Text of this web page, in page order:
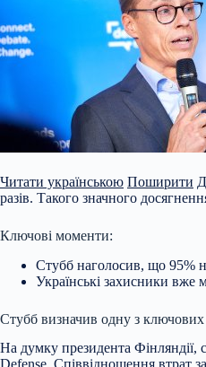
Читати українською Поширити
разів. Такого значного
Ключові моменти:
Стубб наголосив, що 95%
Українські захисники вже
Стубб визначив одну з ключових
На думку президента Фінляндії,